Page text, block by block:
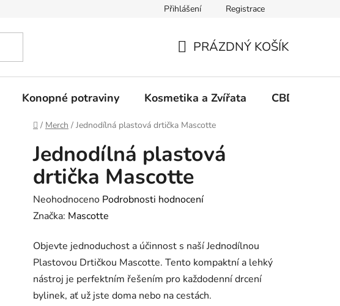
Přihlášení Registrace
KOŠÍK
PRÁZDNÝ KOŠÍK
Konopné potraviny Kosmetika a Zvířata CBD
Domů
/ Merch / Jednodílná plastová drtička Mascotte
Jednodílná plastová
drtička Mascotte
Průměrné
hodnocení
je
0,0
z
5
Neohodnoceno Podrobnosti hodnocení
Značka: Mascotte
Objevte jednoduchost a účinnost s naší Jednodílnou
Plastovou Drtičkou Mascotte. Tento kompaktní a lehký
nástroj je perfektním řešením pro každodenní drcení
bylinek, ať už jste doma nebo na cestách.